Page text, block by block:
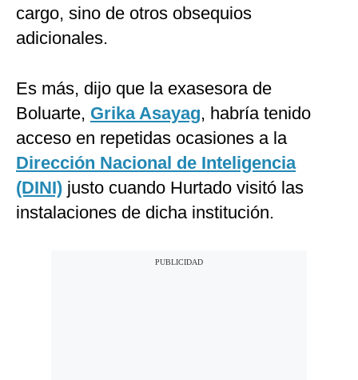
cargo, sino de otros obsequios
adicionales.
Es más, dijo que la exasesora de
Boluarte, Grika Asayag, habría tenido
acceso en repetidas ocasiones a la
Dirección Nacional de Inteligencia
(DINI) justo cuando Hurtado visitó las
instalaciones de dicha institución.